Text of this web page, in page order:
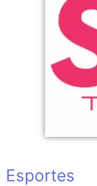
Esportes